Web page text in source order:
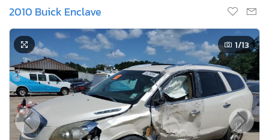
2010 Buick Enclave
1/13